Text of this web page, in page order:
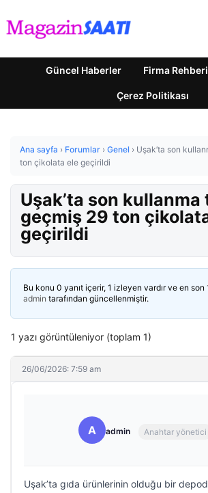
Güncel Haberler Firma Rehberi
Çerez Politikası
Ana sayfa › Forumlar › Genel › Uşak’ta son
ton çikolata ele geçirildi
Uşak’ta son kullanma
geçmiş 29 ton
geçirildi
Bu konu 0 yanıt içerir, 1 izleyen vardır ve en son
admin tarafından güncellenmiştir.
1 yazı görüntüleniyor (toplam 1)
26/06/2026: 7:59 am
A admin Anahtar yönetici
Uşak’ta gıda ürünlerinin olduğu bir